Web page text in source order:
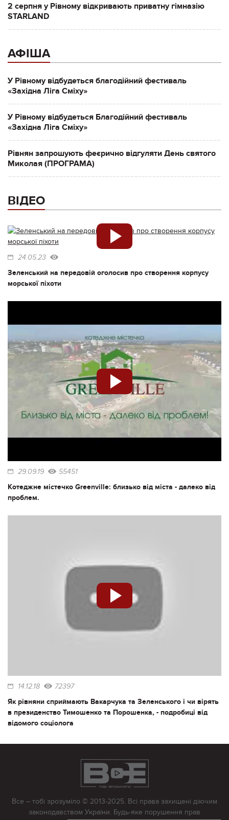
2 серпня у Рівному відкривають приватну гімназію
STARLAND
АФІША
У Рівному відбудеться благодійний фестиваль
«Західна Ліга Сміху»
У Рівному відбудеться Благодійний фестиваль
«Західна Ліга Сміху»
Рівнян запрошують феєрично відгуляти День святого
Миколая (ПРОГРАМА)
ВІДЕО
24.05.23
Зеленський на передовій оголосив про створення корпусу
морської піхоти
29.09.19 55451
Котеджне містечко Greenville: близько від міста - далеко від
проблем.
14.12.18 72397
Як рівняни сприймають Вакарчука та Зеленського і чи вірять
в президенство Тимошенко та Порошенка, - подробиці від
відомого соціолога
Все – тобі зрозуміло © 2013-2025. Всі права захищені діючим
законодавством України. Будь-яке порушення прав